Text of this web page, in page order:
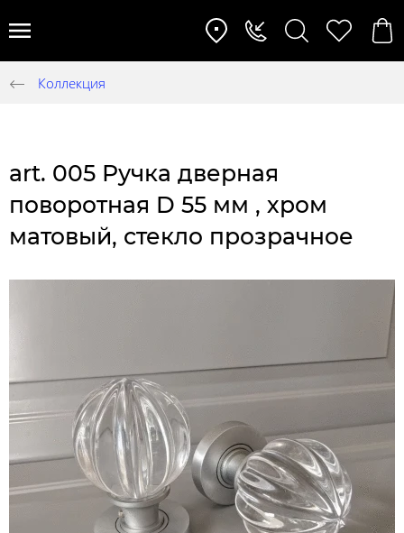
Коллекция
art. 005 Ручка дверная
поворотная D 55 мм , хром
матовый, стекло прозрачное